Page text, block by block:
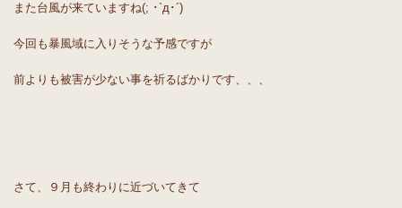
また台風が来ていますね(; ･`д･´)
今回も暴風域に入りそうな予感ですが
前よりも被害が少ない事を祈るばかりです、、、
さて、９月も終わりに近づいてきて